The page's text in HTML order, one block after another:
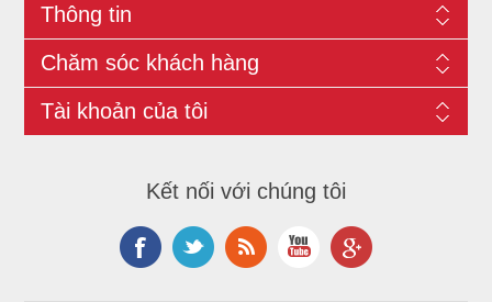
Thông tin
Chăm sóc khách hàng
Tài khoản của tôi
Kết nối với chúng tôi